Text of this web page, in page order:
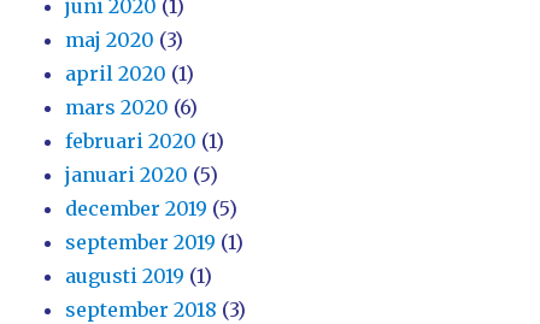
juni 2020 (1)
maj 2020 (3)
april 2020 (1)
mars 2020 (6)
februari 2020 (1)
januari 2020 (5)
december 2019 (5)
september 2019 (1)
augusti 2019 (1)
september 2018 (3)